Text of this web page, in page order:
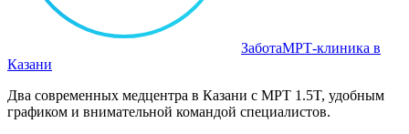
ЗаботаМРТ‑клиника в
Казани
Два современных медцентра в Казани с МРТ 1.5T, удобным
графиком и внимательной командой специалистов.